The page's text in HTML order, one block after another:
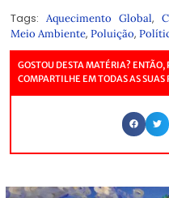
Tags: Aquecimento Global,
Meio Ambiente, Poluição,
GOSTOU DESTA MATÉRIA? ENTÃO,
COMPARTILHE EM TODAS AS SUAS